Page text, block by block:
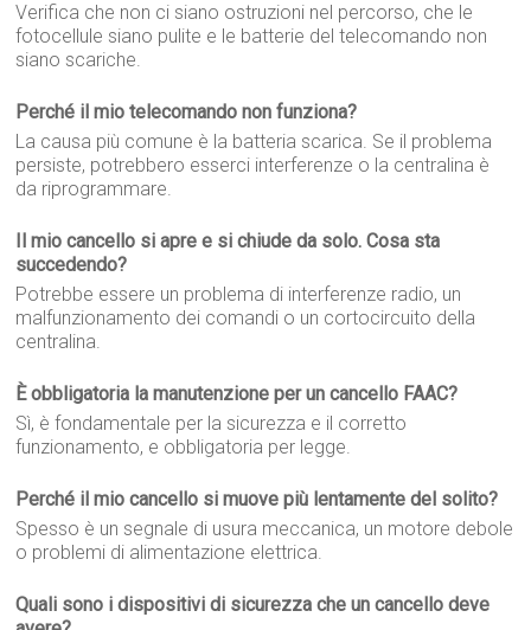
Verifica che non ci siano ostruzioni nel percorso, che le
fotocellule siano pulite e le batterie del telecomando non
siano scariche.
Perché il mio telecomando non funziona?
La causa più comune è la batteria scarica. Se il problema
persiste, potrebbero esserci interferenze o la centralina è
da riprogrammare.
Il mio cancello si apre e si chiude da solo. Cosa sta
succedendo?
Potrebbe essere un problema di interferenze radio, un
malfunzionamento dei comandi o un cortocircuito della
centralina.
È obbligatoria la manutenzione per un cancello FAAC?
Sì, è fondamentale per la sicurezza e il corretto
funzionamento, e obbligatoria per legge.
Perché il mio cancello si muove più lentamente del solito?
Spesso è un segnale di usura meccanica, un motore debole
o problemi di alimentazione elettrica.
Quali sono i dispositivi di sicurezza che un cancello deve